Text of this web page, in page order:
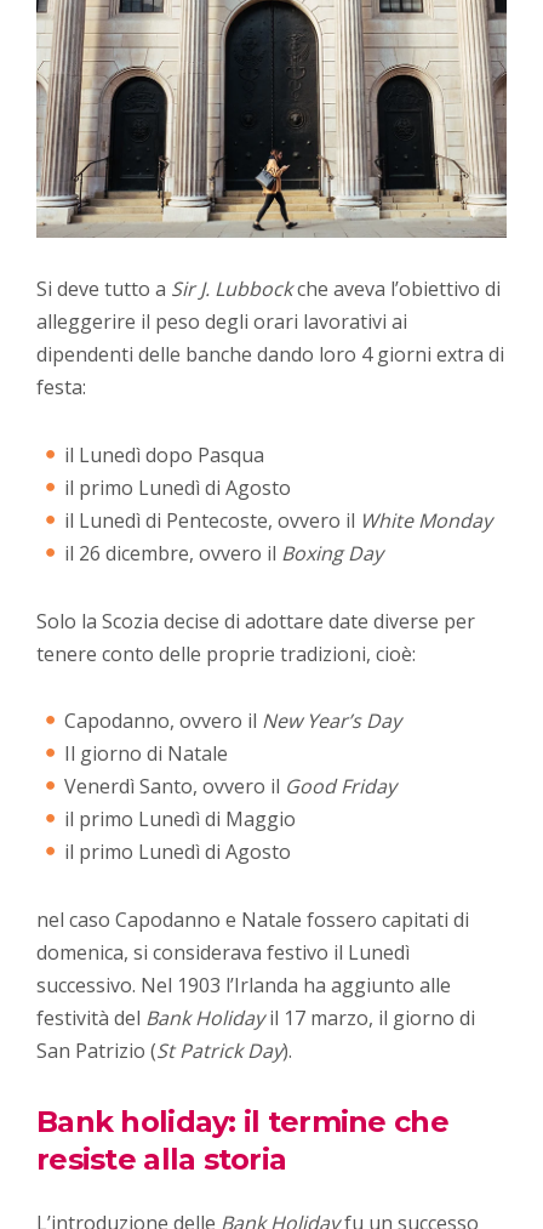
Si deve tutto a Sir J. Lubbockche aveva l’obiettivo di
alleggerire il peso degli orari lavorativi ai
dipendenti delle banche dando loro 4 giorni extra di
festa:
il Lunedì dopo Pasqua
il primo Lunedì di Agosto
il Lunedì di Pentecoste, ovvero il White Monday
il 26 dicembre, ovvero il Boxing Day
Solo la Scozia decise di adottare date diverse per
tenere conto delle proprie tradizioni, cioè:
Capodanno, ovvero il New Year’s Day
Il giorno di Natale
Venerdì Santo, ovvero il Good Friday
il primo Lunedì di Maggio
il primo Lunedì di Agosto
nel caso Capodanno e Natale fossero capitati di
domenica, si considerava festivo il Lunedì
successivo. Nel 1903 l’Irlanda ha aggiunto alle
festività del Bank Holidayil 17 marzo, il giorno di
San Patrizio (St Patrick Day).
Bank holiday: il termine che
resiste alla storia
L’introduzione delle Bank Holidayfu un successo